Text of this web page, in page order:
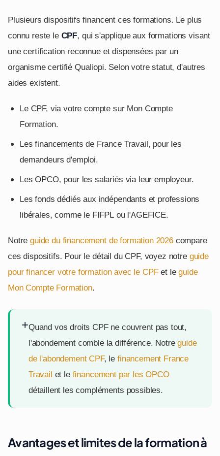
Plusieurs dispositifs financent ces formations. Le plus
connu reste le CPF, qui s'applique aux formations visant
une certification reconnue et dispensées par un
organisme certifié Qualiopi. Selon votre statut, d'autres
aides existent.
Le CPF, via votre compte sur Mon Compte
Formation.
Les financements de France Travail, pour les
demandeurs d'emploi.
Les OPCO, pour les salariés via leur employeur.
Les fonds dédiés aux indépendants et professions
libérales, comme le FIFPL ou l'AGEFICE.
Notreguide du financement de formation 2026compare
ces dispositifs. Pour le détail du CPF, voyez notre guide
pour financer votre formation avec le CPFet leguide
Mon Compte Formation.
+Quand vos droits CPF ne couvrent pas tout,
l'abondement comble la différence. Notreguide
de l'abondement CPF, lefinancement France
Travail et le financement par les OPCO
détaillent les compléments possibles.
Avantages et limites de la formation à